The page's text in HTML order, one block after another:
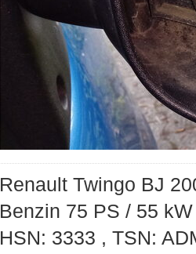
Renault Twingo BJ
Benzin 75 PS / 55
HSN: 3333 , TSN: